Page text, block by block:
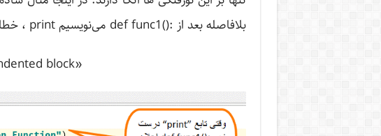
بلافاصله بعد از :()def func1 می‌نویسیم print ، خطای زیر نمایش داده می‌شود:
«indentation error: expected an indented block»